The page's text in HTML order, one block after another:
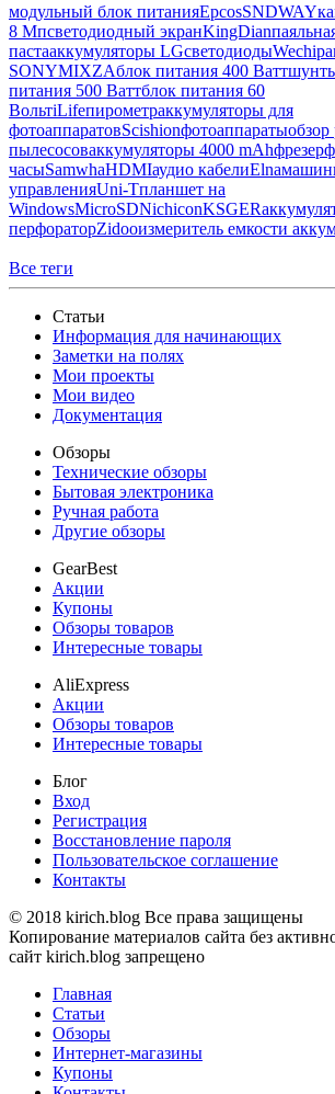
модульный блок питанияEpcosSNDWAY
8 Мпсветодиодный экранKingDian
пастааккумуляторы LGсветодиодыWechip
SONYMIXZAблок питания 400 Ватт
питания 500 Ваттблок питания 60
ВольтiLifeпирометраккумуляторы для
фотоаппаратовScishionфотоаппаратыобзор
пылесосоваккумуляторы 4000 mAhфрезер
часыSamwhaHDMIаудио кабелиElna
управленияUni-Tпланшет на
WindowsMicroSDNichiconKSGER
перфораторZidooизмеритель емкости
Все теги
Статьи
Информация для начинающих
Заметки на полях
Мои проекты
Мои видео
Документация
Обзоры
Технические обзоры
Бытовая электроника
Ручная работа
Другие обзоры
GearBest
Акции
Купоны
Обзоры товаров
Интересные товары
AliExpress
Акции
Обзоры товаров
Интересные товары
Блог
Вход
Регистрация
Восстановление пароля
Пользовательское соглашение
Контакты
© 2018 kirich.blog Все права защищены
Копирование материалов сайта без
сайт kirich.blog запрещено
Главная
Статьи
Обзоры
Интернет-магазины
Купоны